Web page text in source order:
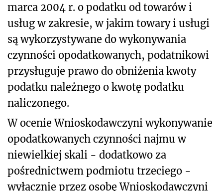
marca 2004 r. o podatku od towarów i
usług w zakresie, w jakim towary i usługi
są wykorzystywane do wykonywania
czynności opodatkowanych, podatnikowi
przysługuje prawo do obniżenia kwoty
podatku należnego o kwotę podatku
naliczonego.
W ocenie Wnioskodawczyni wykonywanie
opodatkowanych czynności najmu w
niewielkiej skali - dodatkowo za
pośrednictwem podmiotu trzeciego -
wyłącznie przez osobę Wnioskodawczyni